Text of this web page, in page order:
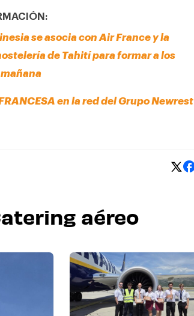
se asocia con Air France y la
de Tahití para formar a los
en la red del Grupo Newrest
aéreo